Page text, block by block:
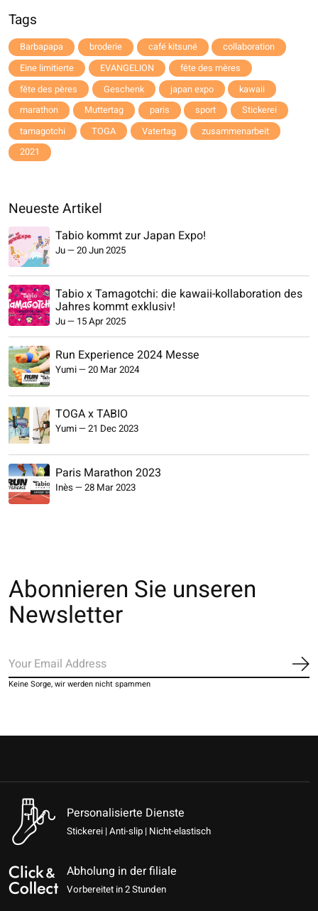
Tags
Barbapapa broderie café kitsuné
collaboration
Eine limitierte
EVANGELION
fête des mères
fête des pères
Geschenk japan expo
kawaii
marathon
Muttertag paris sport
Stickerei
tamagotchi
TOGA Vatertag
zusammenarbeit
2021
Neueste Artikel
Tabio kommt zur Japan Expo!
Ju—20 Jun 2025
Tabio x Tamagotchi: die kawaii-kollaboration des
Jahres kommt exklusiv!
Ju— 15 Apr 2025
Run Experience 2024 Messe
Yumi—20 Mar 2024
TOGA x TABIO
Yumi—21 Dec 2023
Paris Marathon 2023
Inès—28 Mar 2023
Abonnieren Sie unseren
Newsletter
Keine Sorge, wir werden nicht spammen
Personalisierte Dienste
Stickerei | Anti-slip | Nicht-elastisch
Abholung in der filiale
Vorbereitet in 2 Stunden